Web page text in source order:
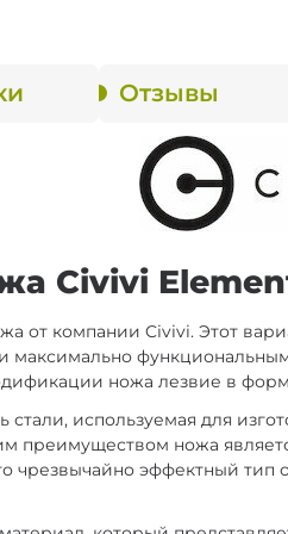
Отзывы
Civivi
от компании Civivi. Этот
ножа лезвие в
используемая для
ножа
чрезвычайно эффектный